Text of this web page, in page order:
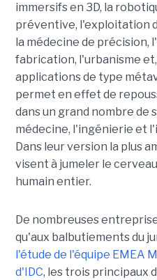
immersifs en 3D, la
préventive, l'exploitation
la médecine de précision,
fabrication, l'urbanisme
applications de type
permet en effet de
dans un grand nombre de
médecine, l'ingénierie et
Dans leur version la plus
visent à jumeler le
humain entier.
De nombreuses
qu'aux balbutiements du
l'étude de l'équipe EMEA
d'IDC, les trois principaux